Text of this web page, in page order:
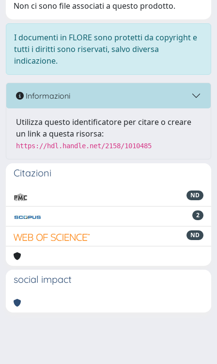
Non ci sono file associati a questo prodotto.
I documenti in FLORE sono protetti da copyright e
tutti i diritti sono riservati, salvo diversa
indicazione.
Informazioni
Utilizza questo identificatore per citare o creare
un link a questa risorsa:
https://hdl.handle.net/2158/1010485
Citazioni
ND
2
ND
social impact